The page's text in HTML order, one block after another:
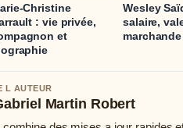
Christine
: vie privée,
et
Wesley
salaire,
L AUTEUR
Martin Robert